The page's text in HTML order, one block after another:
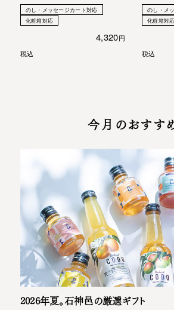
のし・メッセージカート対応
化粧箱対応
4,320
税込
のし・メ
化粧箱対応
税込
今月のおすす
2026年夏。石神邑の厳選ギフト